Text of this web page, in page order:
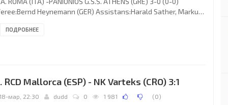
Heynemann (GER) Assistans:Harald Sather, Markus
77; 3-0 Iván DE LA PEÑA López 81. S.S. LAZIO S.p.A. (coach:
ПОДРОБНЕЕ
RCD Mallorca (ESP) - NK Varteks (CRO) 3:1
18-мар, 22:30 dudd 0 1 981 (0)